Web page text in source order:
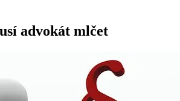
advokát mlčet